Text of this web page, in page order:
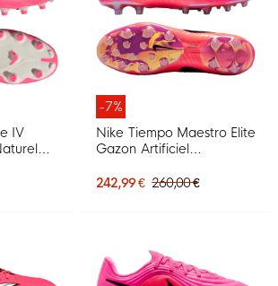
IV
-7%
Nike Tiempo Maestro Elite
Gazon Artificiel
Rose Vif Noir
242,99 € 260,00 €